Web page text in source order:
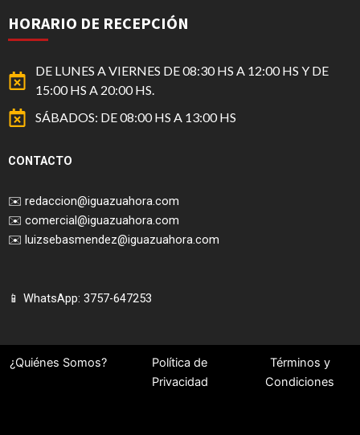
HORARIO DE RECEPCIÓN
DE LUNES A VIERNES DE 08:30 HS A 12:00 HS Y DE
15:00 HS A 20:00 HS.
SÁBADOS: DE 08:00 HS A 13:00 HS
CONTACTO
✉️ redaccion@iguazuahora.com
✉️ comercial@iguazuahora.com
✉️ luizsebasmendez@iguazuahora.com
📱 WhatsApp: 3757-647253
¿Quiénes Somos?
Política de
Privacidad
Términos y
Condiciones